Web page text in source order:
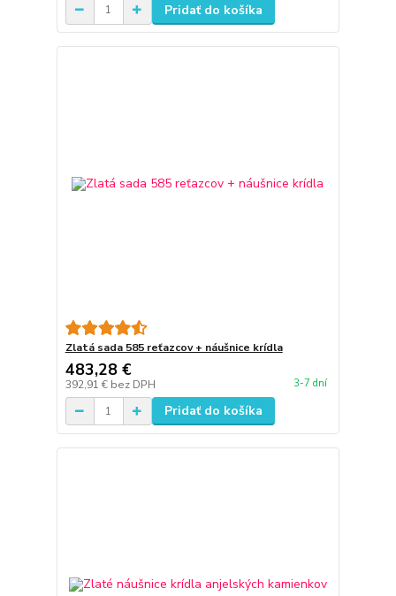
Pridať do košíka
Zlatá sada 585 reťazcov + náušnice krídla
483,28 €
392,91 € bez DPH 3-7 dní
Pridať do košíka